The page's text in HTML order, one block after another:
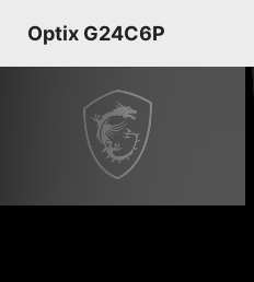
Optix G24C6P